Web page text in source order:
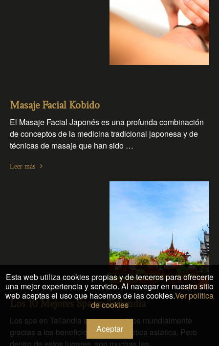
Masaje Facial Kobido
El Masaje Facial Japonés es una profunda combinación
de conceptos de la medicina tradicional japonesa y de
técnicas de masaje que han sido …
Leer más
Los 10 Mejores Spa en Tailandia
Los spa en Tailandia son reconocidos mundialmente
gracias a los beneficios de la cosmética asiática. Pero
Esta web utiliza cookies propias y de terceros para ofrecerte
una mejor experiencia y servicio. Al navegar en nuestro sitio
web aceptas el uso que hacemos de las cookies.Ver política
de cookies
Aceptar